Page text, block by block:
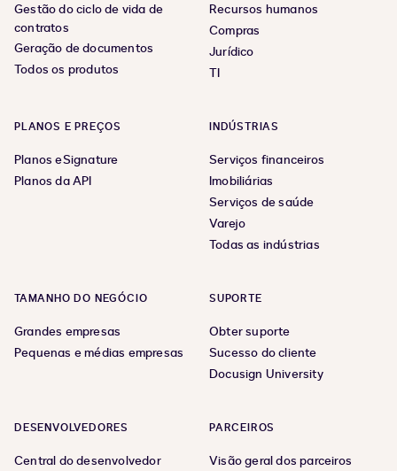
Gestão do ciclo de vida de
contratos
Geração de documentos
Todos os produtos
Recursos humanos
Compras
Jurídico
TI
PLANOS E PREÇOS
Planos eSignature
Planos da API
INDÚSTRIAS
Serviços financeiros
Imobiliárias
Serviços de saúde
Varejo
Todas as indústrias
TAMANHO DO NEGÓCIO
Grandes empresas
Pequenas e médias empresas
SUPORTE
Obter suporte
Sucesso do cliente
Docusign University
DESENVOLVEDORES
Central do desenvolvedor
PARCEIROS
Visão geral dos parceiros